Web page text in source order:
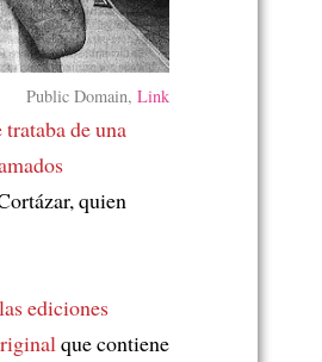
Public Domain, Link
trataba de una
quien
las ediciones
que contiene